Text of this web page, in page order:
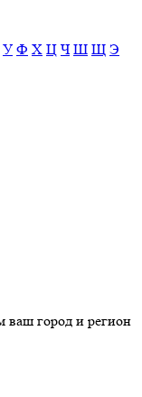
У Ф Х Ц Ч Ш Щ Э
ваш город и регион